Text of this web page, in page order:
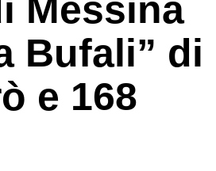
Messina
Bufali” di
e 168